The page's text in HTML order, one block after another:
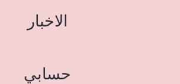
الاخبار
حسابي